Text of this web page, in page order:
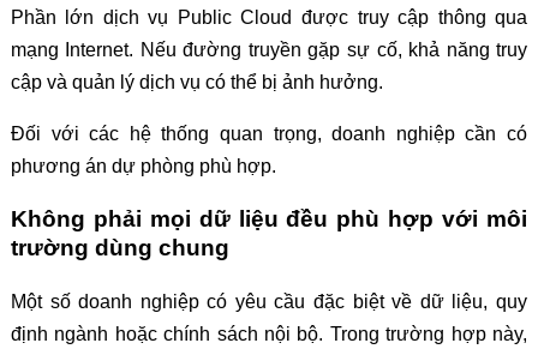
Phần lớn dịch vụ Public Cloud được truy cập thông qua
mạng Internet. Nếu đường truyền gặp sự cố, khả năng truy
cập và quản lý dịch vụ có thể bị ảnh hưởng.
Đối với các hệ thống quan trọng, doanh nghiệp cần có
phương án dự phòng phù hợp.
Không phải mọi dữ liệu đều phù hợp với môi
trường dùng chung
Một số doanh nghiệp có yêu cầu đặc biệt về dữ liệu, quy
định ngành hoặc chính sách nội bộ. Trong trường hợp này,